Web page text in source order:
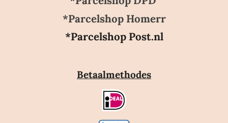
*Parcelshop Homerr
*Parcelshop Post.nl
Betaalmethodes